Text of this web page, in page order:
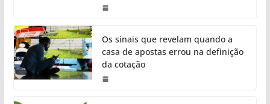
Os sinais que revelam quando a
casa de apostas errou na definição
da cotação